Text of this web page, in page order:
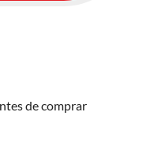
de comprar